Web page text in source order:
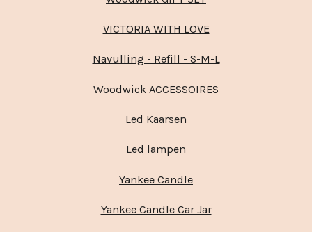
VICTORIA WITH LOVE
Navulling - Refill - S-M-L
Woodwick ACCESSOIRES
Led Kaarsen
Led lampen
Yankee Candle
Yankee Candle Car Jar